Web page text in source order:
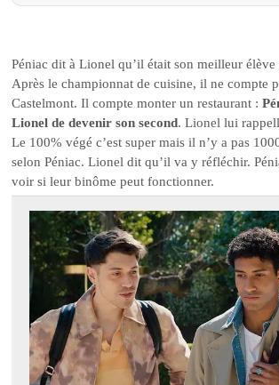
Péniac dit à Lionel qu’il était son meilleur élève
Après le championnat de cuisine, il ne compte
Castelmont. Il compte monter un restaurant :
Lionel de devenir son second. Lionel lui
Le 100% végé c’est super mais il n’y a pas
selon Péniac. Lionel dit qu’il va y réfléchir.
voir si leur binôme peut fonctionner.